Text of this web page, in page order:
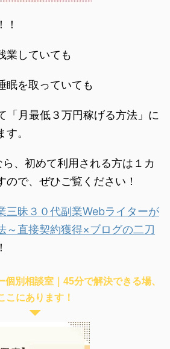
！
業していても
眠を取っていても
「月最低３万円稼げる方法」に
。
、初めて利用される方は１カ
ので、ぜひご覧ください！
三昧３０代副業Webライターが
～直接契約獲得×ブログの二刀
個別相談室｜45分で解決できる場、
こにあります！